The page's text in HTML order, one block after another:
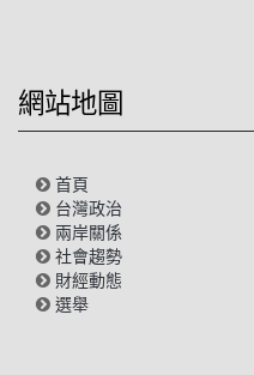
網站地圖
首頁
台灣政治
兩岸關係
社會趨勢
財經動態
選舉